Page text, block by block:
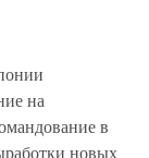
на
в
новых